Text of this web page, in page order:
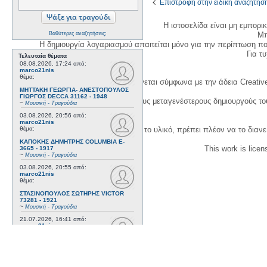
Βαθύτερες αναζητήσεις;
Τελευταία θέματα
08.08.2026, 17:24 από:
marco21nis
θέμα:
ΜΗΤΤΑΚΗ ΓΕΩΡΓΙΑ- ΑΝΕΣΤΟΠΟΥΛΟΣ
ΓΙΩΡΓΟΣ DECCA 31162 - 1948
~ Μουσική - Τραγούδια
03.08.2026, 20:56 από:
marco21nis
θέμα:
ΚΑΠΟΚΗΣ ΔΗΜΗΤΡΗΣ COLUMBIA E-
3665 - 1917
~ Μουσική - Τραγούδια
03.08.2026, 20:55 από:
marco21nis
θέμα:
ΣΤΑΣΙΝΟΠΟΥΛΟΣ ΣΩΤΗΡΗΣ VICTOR
73281 - 1921
~ Μουσική - Τραγούδια
21.07.2026, 16:41 από:
marco21nis
Επιστροφή στην ειδική
Η ιστοσελίδα είναι μη
Η δημιουργία λογαριασμού απαιτείται μόνο για την περίπτωση
Για
Η χρήση του υλικού της σελίδας γίνεται σύμφωνα με την άδεια
1. Να αναφέρετε τον αρχικό και τους μεταγενέστερους δημιουργούς
3. Αν διασκευάσετε με κάθε τρόπο το υλικό, πρέπει πλέον να το
This work is